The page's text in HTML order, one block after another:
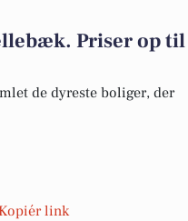
Priser op til
de dyreste boliger, der
Kopiér link